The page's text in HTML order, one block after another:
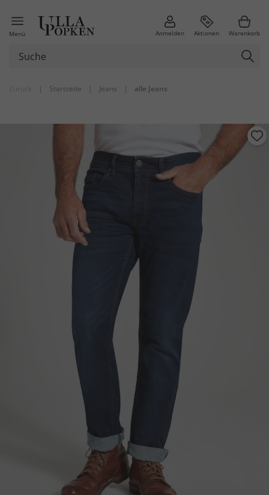
Menü Anmelden Aktionen Warenkorb
| Startseite | Jeans | alle Jeans